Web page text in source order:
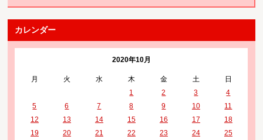
カレンダー
2020年10月
月 火 水 木 金 土 日
1 2 3
4
5
6 7 8 9 10
11
12
13 14 15 16 17
18
19
20 21 22 23 24
25